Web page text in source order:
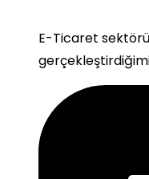
E-Ticaret